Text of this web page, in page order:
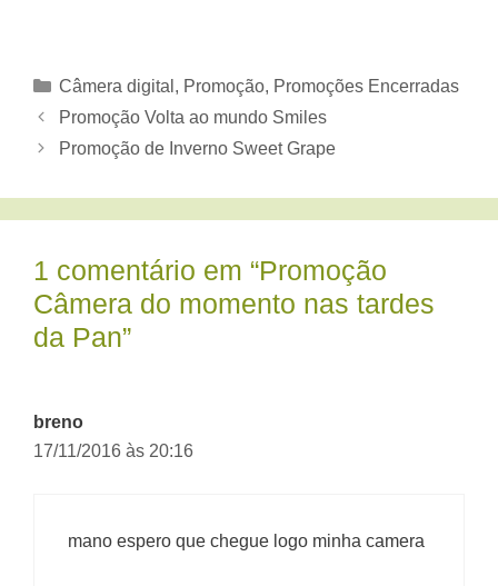
Categorias
Câmera digital , Promoção, Promoções Encerradas
Promoção Volta ao mundo Smiles
Promoção de Inverno Sweet Grape
1 comentário em “Promoção
Câmera do momento nas tardes
da Pan”
breno
17/11/2016 às 20:16
mano espero que chegue logo minha camera